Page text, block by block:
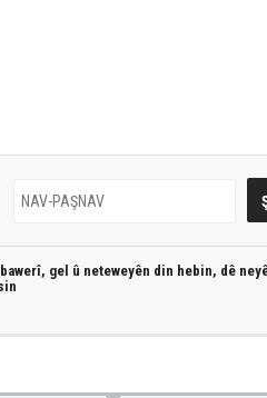
gel û neteweyên din hebin, dê